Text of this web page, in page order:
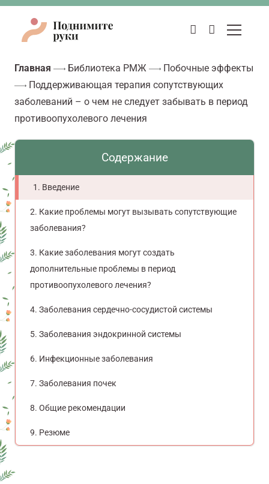
Главная Библиотека РМЖ
Побочные эффекты
Поддерживающая терапия сопутствующих
заболеваний – о чем не следует забывать в период
противоопухолевого лечения
Содержание
Введение
Какие проблемы могут вызывать сопутствующие
заболевания?
Какие заболевания могут создать
дополнительные проблемы в период
противоопухолевого лечения?
Заболевания сердечно-сосудистой системы
Заболевания эндокринной системы
Инфекционные заболевания
Заболевания почек
Общие рекомендации
Резюме